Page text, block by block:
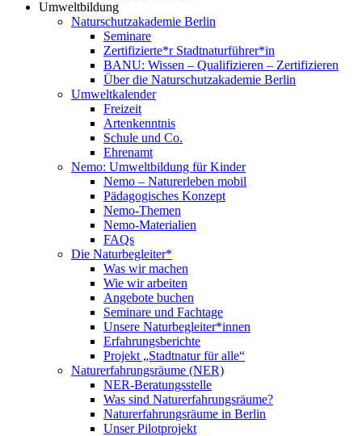
Umweltbildung
Naturschutzakademie Berlin
Seminare
Zertifizierte*r Stadtnaturführer*in
BANU: Wissen – Qualifizieren – Zertifizieren
Über die Naturschutzakademie Berlin
Umweltkalender
Freizeit
Artenkenntnis
Schule und Co.
Ehrenamt
Nemo: Umweltbildung für Kinder
Nemo – Naturerleben mobil
Pädagogisches Konzept
Nemo-Themen
Nemo-Materialien
FAQs
Die Naturbegleiter*
Was wir machen
Wie wir arbeiten
Angebote buchen
Seminare und Fachtage
Unsere Naturbegleiter*innen
Erfahrungsberichte
Projekt „Stadtnatur für alle“
Naturerfahrungsräume (NER)
NER-Beratungsstelle
Was sind Naturerfahrungsräume?
Naturerfahrungsräume in Berlin
Unser Pilotprojekt